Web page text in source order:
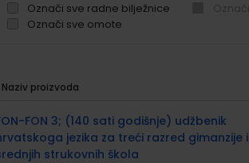
Označi sve radne bilježnice
Označi sve omote
Naziv proizvoda
FON 3; (140 sati godišnje) udžbenik
jezika za treći razred gimanzije i
strukovnih škola